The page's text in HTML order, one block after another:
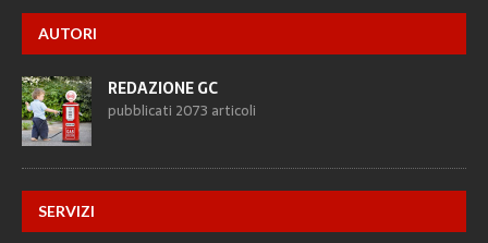
AUTORI
REDAZIONE GC
pubblicati 2073 articoli
SERVIZI